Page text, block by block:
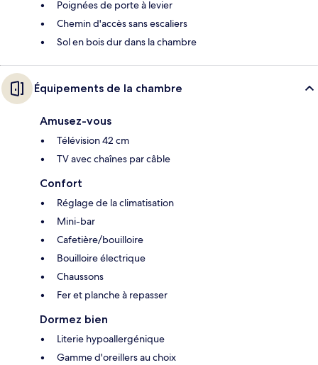
Poignées de porte à levier
Chemin d'accès sans escaliers
Sol en bois dur dans la chambre
Équipements de la chambre
Amusez-vous
Télévision 42 cm
TV avec chaînes par câble
Confort
Réglage de la climatisation
Mini-bar
Cafetière/bouilloire
Bouilloire électrique
Chaussons
Fer et planche à repasser
Dormez bien
Literie hypoallergénique
Gamme d'oreillers au choix